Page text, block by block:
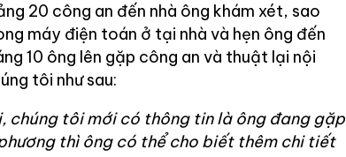
20 công an đến nhà ông khám xét, sao
máy điện toán ở tại nhà và hẹn ông đến
10 ông lên gặp công an và thuật lại nội
tôi như sau:
chúng tôi mới có thông tin là ông đang gặp
thì ông có thể cho biết thêm chi tiết